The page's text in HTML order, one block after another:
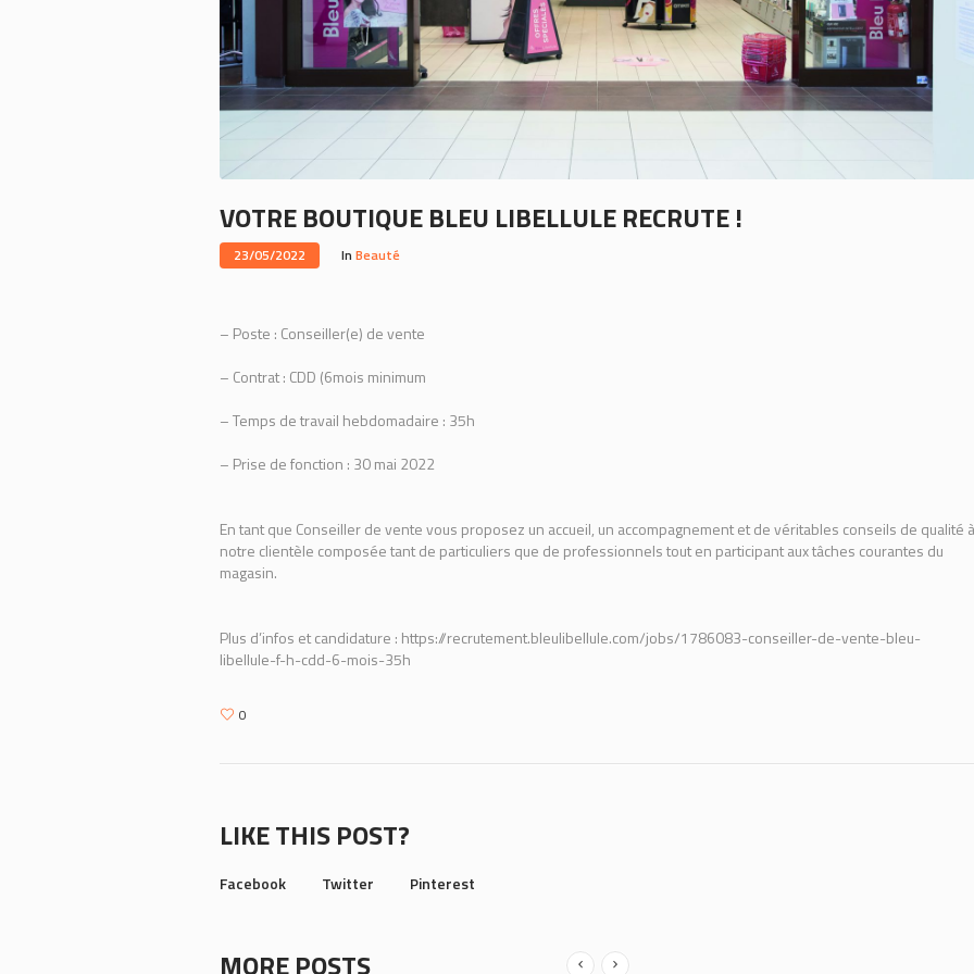
VOTRE BOUTIQUE BLEU LIBELLULE RECRUTE !
23/05/2022 In Beauté
– Poste : Conseiller(e) de vente
– Contrat : CDD (6mois minimum
– Temps de travail hebdomadaire : 35h
– Prise de fonction : 30 mai 2022
En tant que Conseiller de vente vous proposez un accueil, un accompagnement et de véritables conseils de qualité à
notre clientèle composée tant de particuliers que de professionnels tout en participant aux tâches courantes du
magasin.
Plus d’infos et candidature : https://recrutement.bleulibellule.com/jobs/1786083-conseiller-de-vente-bleu-
libellule-f-h-cdd-6-mois-35h
0
LIKE THIS POST?
Facebook Twitter Pinterest
MORE POSTS